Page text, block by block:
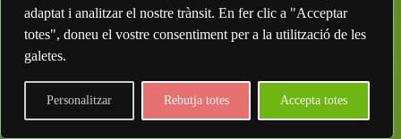
adaptat i analitzar el nostre trànsit. En fer clic a "Acceptar
totes", doneu el vostre consentiment per a la utilització de les
galetes.
Personalitzar Rebutja totes Accepta totes
Entra